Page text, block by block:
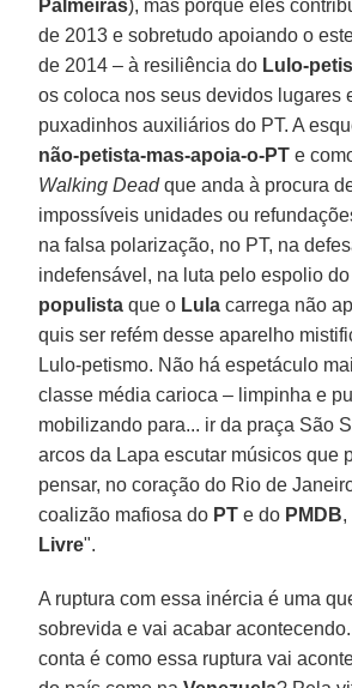
Palmeiras), mas porque eles
de 2013 e sobretudo apoiando o
de 2014 – à resiliência do Lulo-
os coloca nos seus devidos lugares
puxadinhos auxiliários do PT. A
não-petista-mas-apoia-o-PT e
Walking Deadque anda à procura
impossíveis unidades ou
na falsa polarização, no PT, na
indefensável, na luta pelo espolio
populistaque o Lulacarrega não
quis ser refém desse aparelho
Lulo-petismo. Não há espetáculo
classe média carioca – limpinha e
mobilizando para... ir da praça São
arcos da Lapa escutar músicos que
pensar, no coração do Rio de
coalizão mafiosa do PT e do PMDB,
Livre".
A ruptura com essa inércia é uma
sobrevida e vai acabar
conta é como essa ruptura vai